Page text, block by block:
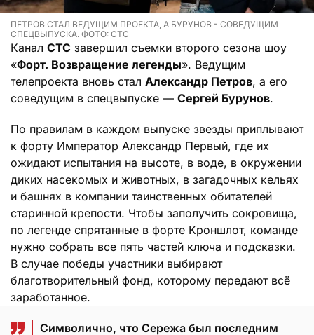
ПЕТРОВ СТАЛ ВЕДУЩИМ ПРОЕКТА, А БУРУНОВ - СОВЕДУЩИМ
СПЕЦВЫПУСКА. ФОТО: СТС
Канал СТС завершил съемки второго сезона шоу
«Форт. Возвращение легенды». Ведущим
телепроекта вновь стал Александр Петров, а его
соведущим в спецвыпуске — Сергей Бурунов.
По правилам в каждом выпуске звезды приплывают
к форту Император Александр Первый, где их
ожидают испытания на высоте, в воде, в окружении
диких насекомых и животных, в загадочных кельях
и башнях в компании таинственных обитателей
старинной крепости. Чтобы заполучить сокровища,
по легенде спрятанные в форте Кроншлот, команде
нужно собрать все пять частей ключа и подсказки.
В случае победы участники выбирают
благотворительный фонд, которому передают всё
заработанное.
Символично, что Сережа был последним